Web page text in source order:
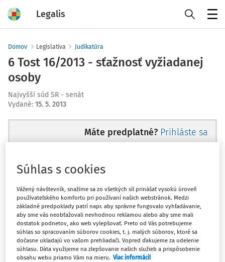
Legalis
Domov Legislatíva Judikatúra
6 Tost 16/2013 - sťažnosť vyžiadanej
osoby
Najvyšší súd SR - senát
Vydané: 15. 5. 2013
Máte predplatné? Prihláste sa
Ups, zatiaľ ste si prečítali len
začiatok...
Celý odborný obsah z tejto oblasti je
dostupný predplatiteľom portálu.
Súhlas s cookies
Vážený návštevník, snažíme sa zo všetkých síl prinášať vysokú úroveň
používateľského komfortu pri používaní našich webstránok. Medzi
základné predpoklady patrí napr. aby správne fungovalo vyhľadávanie,
aby sme vás neobťažovali nevhodnou reklamou alebo aby sme mali
dostatok podnetov, ako web vylepšovať. Preto od Vás potrebujeme
súhlas so spracovaním súborov cookies, t. j. malých súborov, ktoré sa
dočasne ukladajú vo vašom prehliadači. Vopred ďakujeme za udelenie
súhlasu. Dáta využijeme na zlepšovanie našich služieb a prispôsobenie
obsahu webu priamo Vám na mieru. Viac informácií